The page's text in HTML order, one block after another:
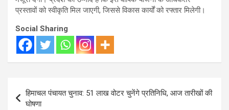
प्रस्तावों को स्वीकृति मिल जाएगी, जिससे विकास कार्यों को रफ्तार मिलेगी।
Social Sharing
Post
navigation
हिमाचल पंचायत चुनाव: 51 लाख वोटर चुनेंगे प्रतिनिधि, आज तारीखों की
घोषणा